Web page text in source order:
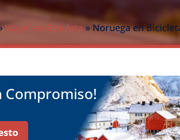
Viajar en Bicicleta» Noruega en
Compromiso!